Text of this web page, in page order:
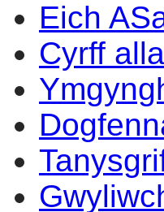
Eich
Cyrff